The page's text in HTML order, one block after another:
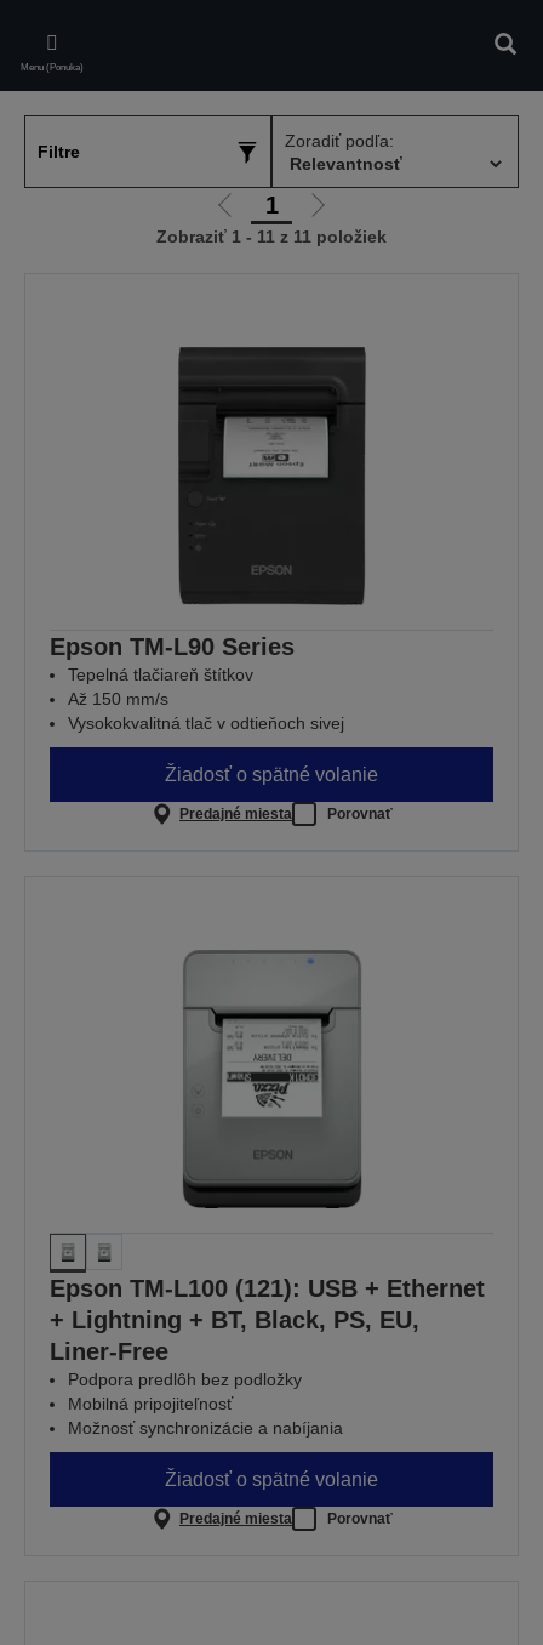
main
content
Menu (Ponuka)
Filtre
Zoradiť podľa:
Ísť
na
1
Ísť
na
Zobraziť 1 - 11 z 11 položiek
Epson TM-L90 Series
Tepelná tlačiareň štítkov
Až 150 mm/s
Vysokokvalitná tlač v odtieňoch sivej
Žiadosť o spätné volanie
Predajné miesta Porovnať
Epson TM-L100 (121): USB + Ethernet
+ Lightning + BT, Black, PS, EU,
Liner-Free
Podpora predlôh bez podložky
Mobilná pripojiteľnosť
Možnosť synchronizácie a nabíjania
Žiadosť o spätné volanie
Predajné miesta Porovnať